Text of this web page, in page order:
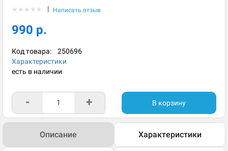
★ ★ ★ ★ ★ | Написать отзыв
990 р.
Код товара: 250696
Характеристики
есть в наличии
- + В корзину
Описание Характеристики